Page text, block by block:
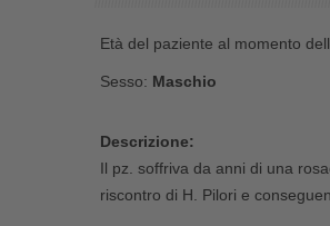
Età del paziente al momento
Sesso: Maschio
Descrizione:
Il pz. soffriva da anni di una
riscontro di H. Pilori e